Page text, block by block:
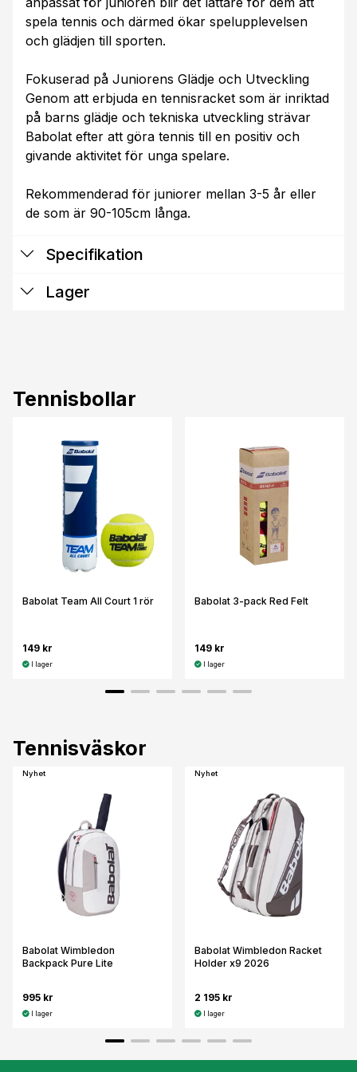
spela tennis och därmed ökar spelupplevelsen
och glädjen till sporten.
Fokuserad på Juniorens Glädje och Utveckling
Genom att erbjuda en tennisracket som är inriktad
på barns glädje och tekniska utveckling strävar
Babolat efter att göra tennis till en positiv och
givande aktivitet för unga spelare.
Rekommenderad för juniorer mellan 3-5 år eller
de som är 90-105cm långa.
Specifikation
Lager
Tennisbollar
Babolat Team All Court 1 rör
149 kr
I lager
Babolat 3-pack Red Felt
149 kr
I lager
Tennisväskor
Nyhet
Babolat Wimbledon
Backpack Pure Lite
995 kr
I lager
Nyhet
Babolat Wimbledon Racket
Holder x9 2026
2 195 kr
I lager